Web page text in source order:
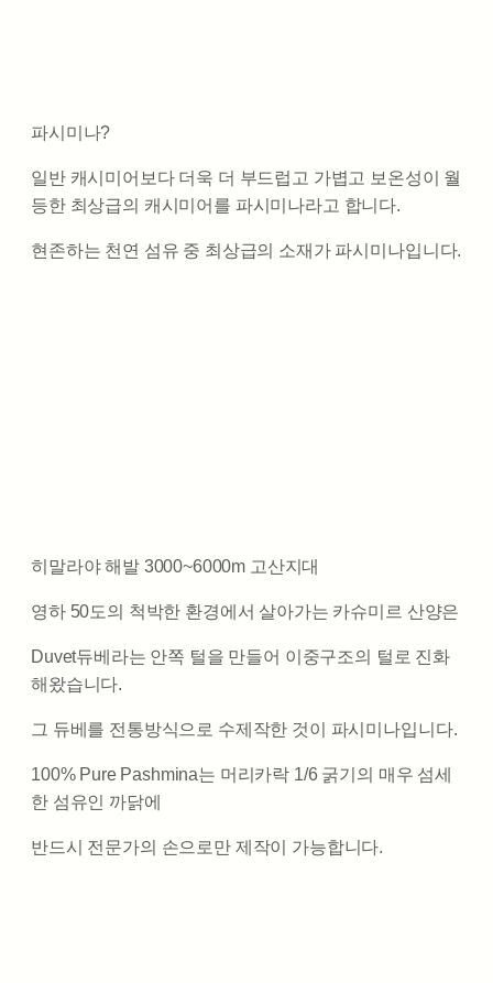
파시미나?
일반 캐시미어보다 더욱 더 부드럽고 가볍고 보온성이 월
등한 최상급의 캐시미어를 파시미나라고 합니다.
현존하는 천연 섬유 중 최상급의 소재가 파시미나입니다.
히말라야 해발 3000~6000m 고산지대
영하 50도의 척박한 환경에서 살아가는 카슈미르 산양은
Duvet듀베라는 안쪽 털을 만들어 이중구조의 털로 진화
해왔습니다.
그 듀베를 전통방식으로 수제작한 것이 파시미나입니다.
100% Pure Pashmina는 머리카락 1/6 굵기의 매우 섬세
한 섬유인 까닭에
반드시 전문가의 손으로만 제작이 가능합니다.